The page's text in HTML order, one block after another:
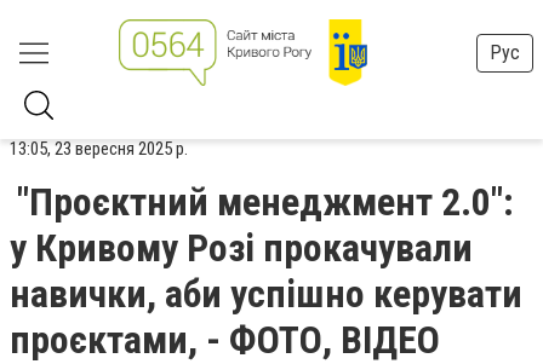
Рус
13:05, 23 вересня 2025 р.
"Проєктний менеджмент 2.0":
у Кривому Розі прокачували
навички, аби успішно керувати
проєктами, - ФОТО, ВІДЕО